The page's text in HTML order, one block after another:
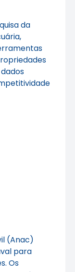
da
(Anac)
para
Os